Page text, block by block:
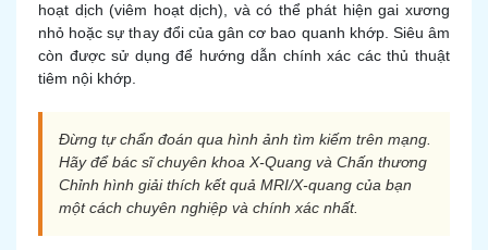
hoạt dịch (viêm hoạt dịch), và có thể phát hiện gai xương
nhỏ hoặc sự thay đổi của gân cơ bao quanh khớp. Siêu âm
còn được sử dụng để hướng dẫn chính xác các thủ thuật
tiêm nội khớp.
Đừng tự chẩn đoán qua hình ảnh tìm kiếm trên mạng.
Hãy để bác sĩ chuyên khoa X-Quang và Chấn thương
Chỉnh hình giải thích kết quả MRI/X-quang của bạn
một cách chuyên nghiệp và chính xác nhất.